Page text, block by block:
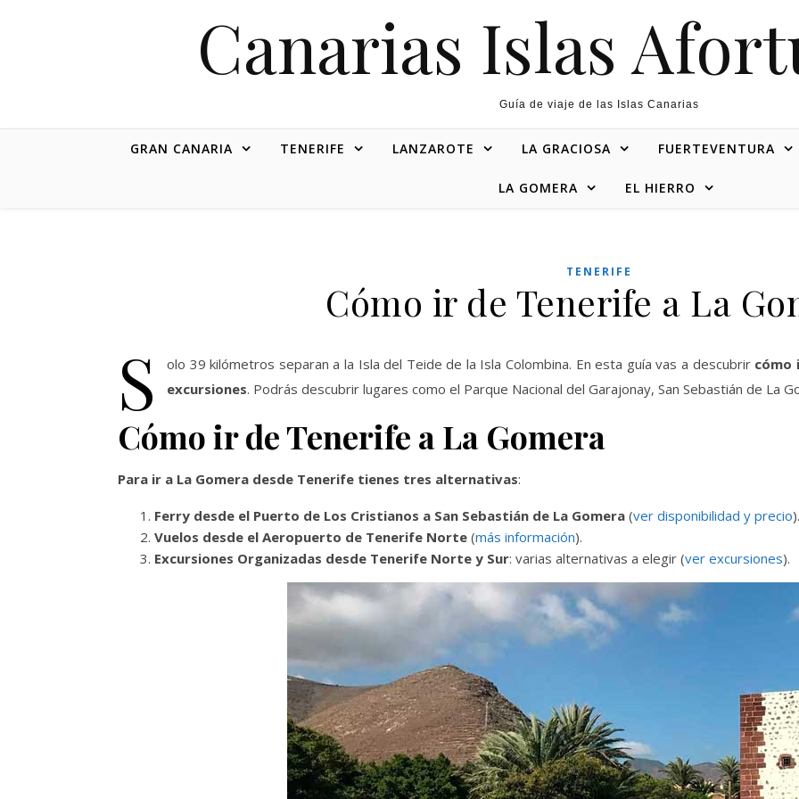
Canarias Islas
Guía de viaje de las Islas Canarias
GRAN CANARIA TENERIFE LANZAROTE LA GRACIOSA FUERTEVENTURA
LA GOMERA EL HIERRO
TENERIFE
Cómo ir de Tenerife a La
S olo 39 kilómetros separan a la Isla del Teide de la Isla Colombina. En esta guía vas a descubrir cómo
excursiones. Podrás descubrir lugares como el Parque Nacional del Garajonay, San Sebastián de La
Cómo ir de Tenerife a La Gomera
Para ir a La Gomera desde Tenerife tienes tres alternativas:
Ferry desde el Puerto de Los Cristianos a San Sebastián de La Gomera (ver disponibilidad y precio).
Vuelos desde el Aeropuerto de Tenerife Norte (más información).
Excursiones Organizadas desde Tenerife Norte y Sur: varias alternativas a elegir (ver excursiones).